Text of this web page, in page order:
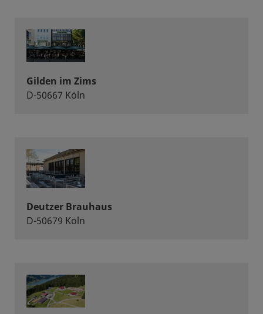
Gilden im Zims
D-50667 Köln
Deutzer Brauhaus
D-50679 Köln